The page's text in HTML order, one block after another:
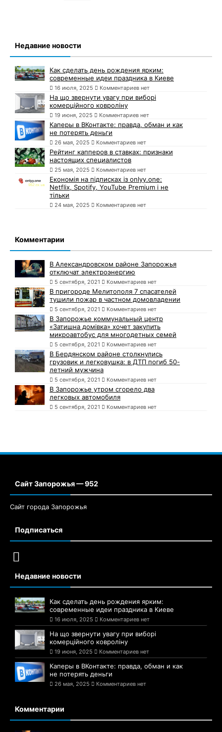
Недавние новости
Как сделать день рождения ярким:
современные идеи праздника в Киеве
16 июля, 2025 Комментариев нет
На що звернути увагу при виборі
комерційного ковроліну
19 июня, 2025 Комментариев нет
Каперы в ВКонтакте: правда, обман и как
не потерять деньги
26 мая, 2025 Комментариев нет
Рейтинг капперов в ставках: признаки
настоящих специалистов
25 мая, 2025 Комментариев нет
Економія на підписках із onlyy.one:
Netflix, Spotify, YouTube Premium і не
тільки
24 мая, 2025 Комментариев нет
Комментарии
В Александровском районе Запорожья
отключат электроэнергию
5 сентября, 2021 Комментариев нет
В пригороде Мелитополя 7 спасателей
тушили пожар в частном домовладении
5 сентября, 2021 Комментариев нет
В Запорожье коммунальный центр
«Затишна домівка» хочет закупить
микроавтобус для многодетных семей
5 сентября, 2021 Комментариев нет
В Бердянском районе столкнулись
грузовик и легковушка: в ДТП погиб 50-
летний мужчина
5 сентября, 2021 Комментариев нет
В Запорожье утром сгорело два
легковых автомобиля
5 сентября, 2021 Комментариев нет
Сайт Запорожья — 952
Сайт города Запорожья
Подписаться
Недавние новости
Как сделать день рождения ярким:
современные идеи праздника в Киеве
16 июля, 2025 Комментариев нет
На що звернути увагу при виборі
комерційного ковроліну
19 июня, 2025 Комментариев нет
Каперы в ВКонтакте: правда, обман и как
не потерять деньги
26 мая, 2025 Комментариев нет
Комментарии